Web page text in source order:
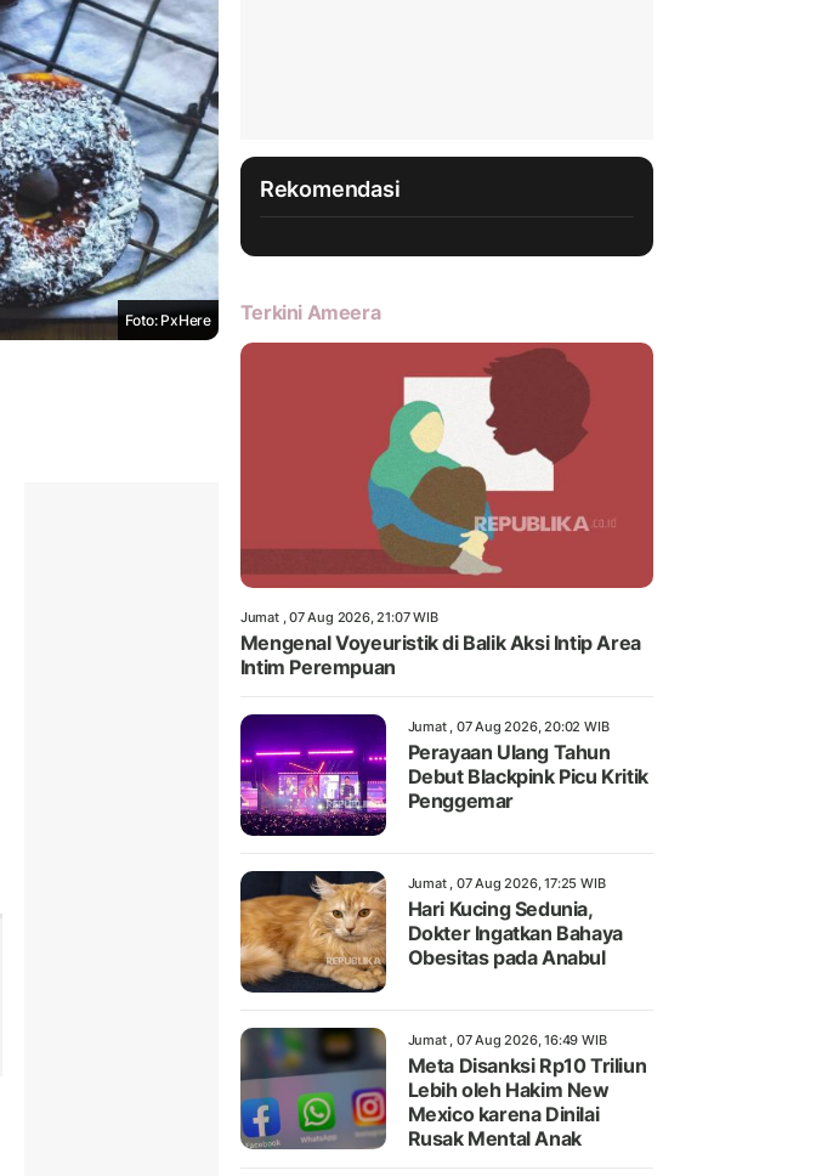
Foto: PxHere
Rekomendasi
Terkini Ameera
Jumat , 07 Aug 2026, 21:07 WIB
Mengenal Voyeuristik di Balik Aksi Intip Area
Intim Perempuan
Jumat , 07 Aug 2026, 20:02 WIB
Perayaan Ulang Tahun
Debut Blackpink Picu Kritik
Penggemar
Jumat , 07 Aug 2026, 17:25 WIB
Hari Kucing Sedunia,
Dokter Ingatkan Bahaya
Obesitas pada Anabul
Jumat , 07 Aug 2026, 16:49 WIB
Meta Disanksi Rp10 Triliun
Lebih oleh Hakim New
Mexico karena Dinilai
Rusak Mental Anak